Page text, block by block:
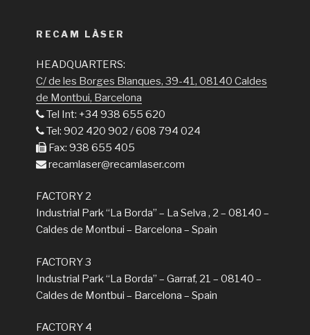
RECAM LÀSER
HEADQUARTERS:
C/ de les Borges Blanques, 39-41, 08140 Caldes
de Montbui, Barcelona
Tel Int: +34 938 655 620
Tel: 902 420 902 / 608 794 024
Fax: 938 655 405
recamlaser@recamlaser.com
FACTORY 2
Industrial Park “La Borda” – La Selva , 2 – 08140 –
Caldes de Montbui – Barcelona – Spain
FACTORY 3
Industrial Park “La Borda” – Garraf, 21 – 08140 –
Caldes de Montbui – Barcelona – Spain
FACTORY 4